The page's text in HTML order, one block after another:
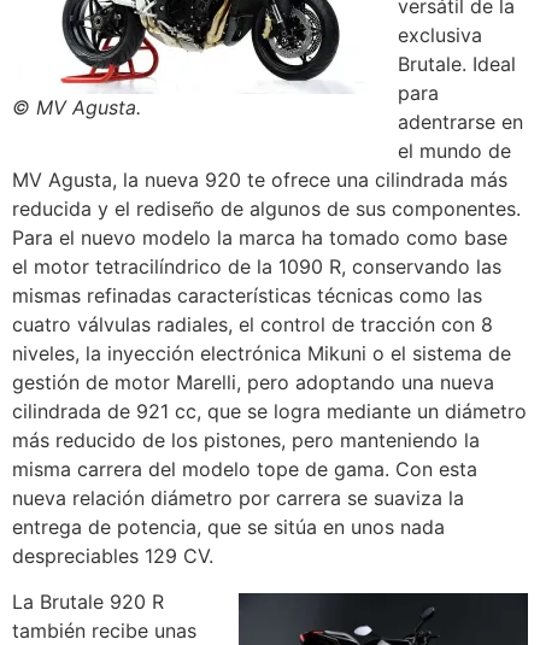
© MV Agusta.
versátil de la
exclusiva
Brutale. Ideal
para
adentrarse en
el mundo de
MV Agusta, la nueva 920 te ofrece una cilindrada más
reducida y el rediseño de algunos de sus componentes.
Para el nuevo modelo la marca ha tomado como base
el motor tetracilíndrico de la 1090 R, conservando las
mismas refinadas características técnicas como las
cuatro válvulas radiales, el control de tracción con 8
niveles, la inyección electrónica Mikuni o el sistema de
gestión de motor Marelli, pero adoptando una nueva
cilindrada de 921 cc, que se logra mediante un diámetro
más reducido de los pistones, pero manteniendo la
misma carrera del modelo tope de gama. Con esta
nueva relación diámetro por carrera se suaviza la
entrega de potencia, que se sitúa en unos nada
despreciables 129 CV.
La Brutale 920 R
también recibe unas